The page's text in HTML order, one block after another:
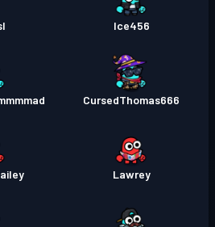
Ice456
CursedThomas666
Lawrey